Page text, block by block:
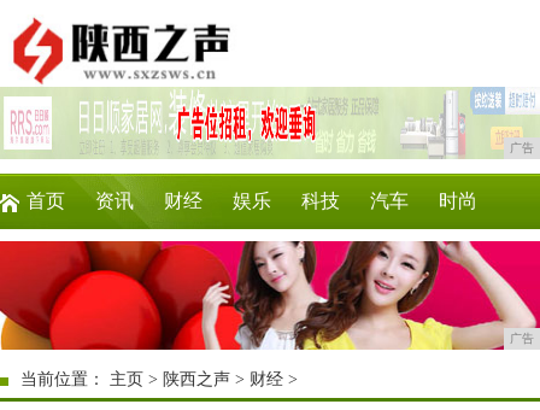
广告
首页 资讯 财经 娱乐 科技 汽车 时尚
游戏 美食 商讯 消费 微商
广告
当前位置： 主页 > 陕西之声 > 财经 >